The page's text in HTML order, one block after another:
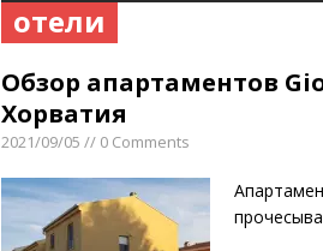
отели
Обзор апартаментов
Хорватия
2021/09/05 // 0 Comments